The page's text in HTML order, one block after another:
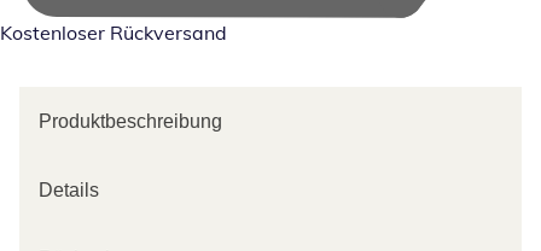
Kostenloser Rückversand
Produktbeschreibung
Details